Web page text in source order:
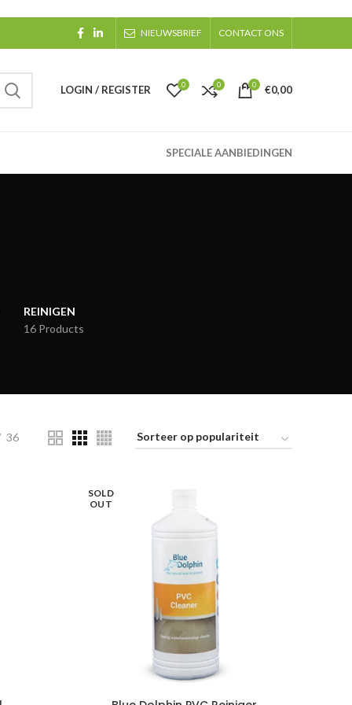
NIEUWSBRIEF CONTACT ONS
LOGIN / REGISTER 0 0 0 €0,00
SPECIALE AANBIEDINGEN
REINIGEN
16 Products
36
SOLD
OUT